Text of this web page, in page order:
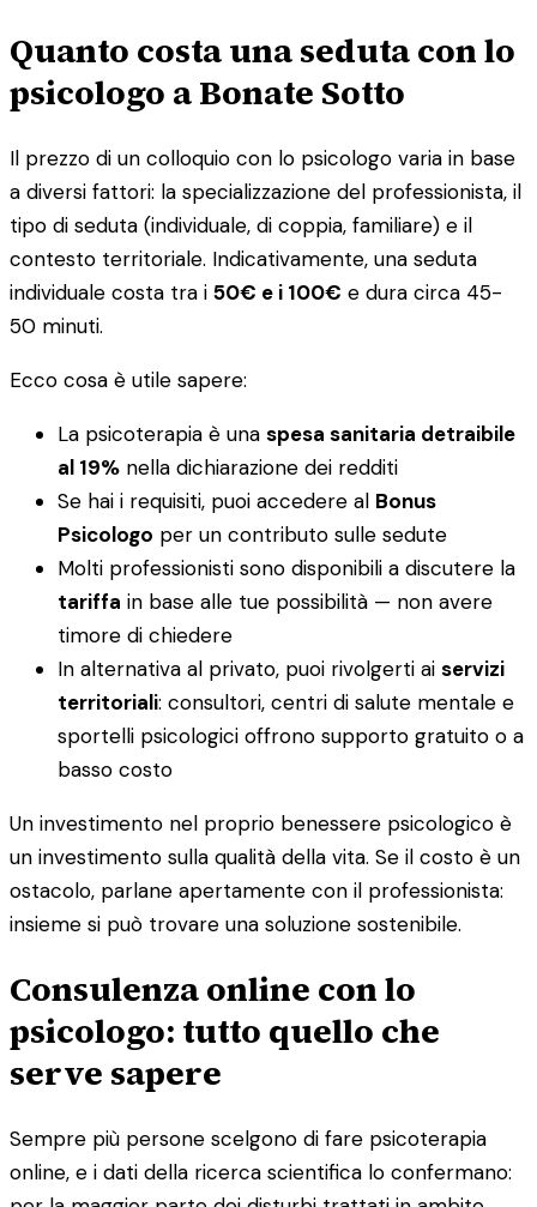
Quanto costa una seduta con lo
psicologo a Bonate Sotto
Il prezzo di un colloquio con lo psicologo varia in base
a diversi fattori: la specializzazione del professionista, il
tipo di seduta (individuale, di coppia, familiare) e il
contesto territoriale. Indicativamente, una seduta
individuale costa tra i 50€ e i 100€ e dura circa 45-
50 minuti.
Ecco cosa è utile sapere:
La psicoterapia è una spesa sanitaria detraibile
al 19% nella dichiarazione dei redditi
Se hai i requisiti, puoi accedere al Bonus
Psicologo per un contributo sulle sedute
Molti professionisti sono disponibili a discutere la
tariffa in base alle tue possibilità — non avere
timore di chiedere
In alternativa al privato, puoi rivolgerti ai servizi
territoriali: consultori, centri di salute mentale e
sportelli psicologici offrono supporto gratuito o a
basso costo
Un investimento nel proprio benessere psicologico è
un investimento sulla qualità della vita. Se il costo è un
ostacolo, parlane apertamente con il professionista:
insieme si può trovare una soluzione sostenibile.
Consulenza online con lo
psicologo: tutto quello che
serve sapere
Sempre più persone scelgono di fare psicoterapia
online, e i dati della ricerca scientifica lo confermano: